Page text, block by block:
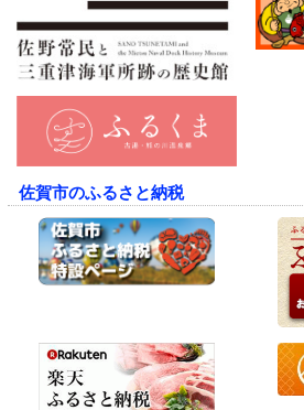
佐賀市のふるさと納税